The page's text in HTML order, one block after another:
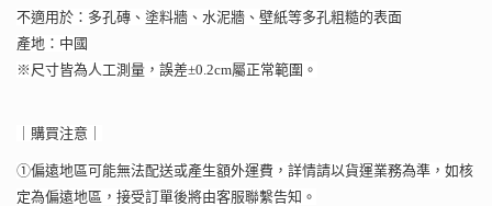
不適用於：多孔磚、塗料牆、水泥牆、壁紙等多孔粗糙的表面
產地：中國
※尺寸皆為人工測量，誤差±0.2cm屬正常範圍。
｜購買注意｜
①偏遠地區可能無法配送或產生額外運費，詳情請以貨運業務為準，如核
定為偏遠地區，接受訂單後將由客服聯繫告知。